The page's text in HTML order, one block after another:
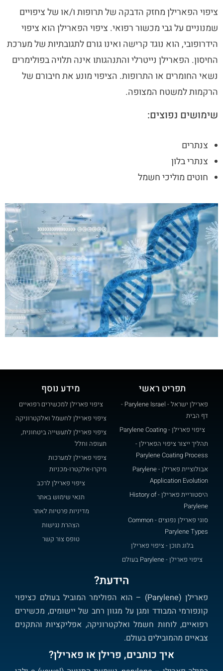
ציפוי הפארילן מחזק הדבקה של תרופות ו/או של ציפויים
שמנוניים על גבי מכשור רפואי. ציפוי הפארילן הוא ציפוי
הידרופובי, הוא נוגד קרישה ואינו גורם לתגובתיות של מערכת
החיסון. הפארילן נייטרלי והתנהגותו אינה תלויה בפולימרים
נשאי החומרים או התרופות. הציפוי מונע את חיבורם של
הרקמות למשטח המצופה.
שימושים נפוצים:
צנתרים
צנתרי בלון
חוטים מוליכי חשמל
תפריט ראשי
פארילן ישראל - Parylene Israel -
דף הבית
ציפוי פארילן - Parylene Coating
תהליך ייצור ציפוי הפארילן -
Parylene Coating Process
אבולוציית פארילן - Parylene
Application Evolution
היסטוריית פארילן - History of
Parylene​
סוגי פארילן נפוצים - Common
Parylene Types
בלוג תוכן - ציפוי פארילן
ציפוי פארילן - Parylene בעולם
מידע נוסף
ציפוי פארילן למכשירים רפואיים
ציפוי פארילן לחשמל ואלקטרוניקה
ציפוי פארילן לתעשייה ביטחונית,
תעופה וחלל
ציפוי פארילן למערכות
מיקרו-אלקטרו-מכניות
ציפוי פארילן לרכב
תנאי שימוש באתר
מדיניות פרטיות לאתר
הצהרת נגישות
טופס צור קשר
הידעת?
פארילן (Parylene) – הוא הפולימר המוביל בעולם כציפוי
קונפורמי המבודד ומגן על מגוון רחב של יישומים, מכשירים
רפואיים, לוחות חשמל ואלקטרוניקה, אפליקציות והתקנים
צבאיים מהמובילים בעולם.
איך כותבים, פרילן או פארילן?